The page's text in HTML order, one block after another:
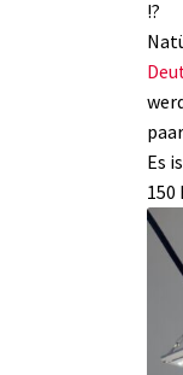
!?
Es
150